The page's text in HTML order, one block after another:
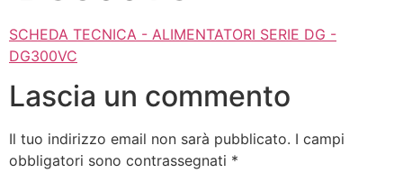
SCHEDA TECNICA - ALIMENTATORI SERIE DG -
DG300VC
Lascia un commento
Il tuo indirizzo email non sarà pubblicato. I campi
obbligatori sono contrassegnati *